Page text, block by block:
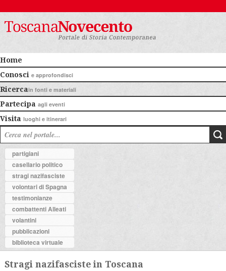
Home
Conosci e approfondisci
Ricercain fonti e materiali
Partecipa agli eventi
Visita luoghi e itinerari
partigiani
casellario politico
stragi nazifasciste
volontari di Spagna
testimonianze
combattenti Alleati
volantini
pubblicazioni
biblioteca virtuale
Stragi nazifasciste in Toscana